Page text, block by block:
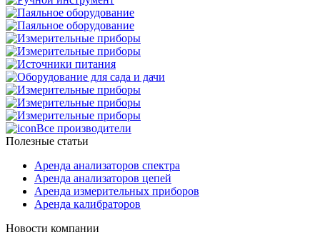
Все производители
Полезные статьи
Аренда анализаторов спектра
Аренда анализаторов цепей
Аренда измерительных приборов
Аренда калибраторов
Новости компании